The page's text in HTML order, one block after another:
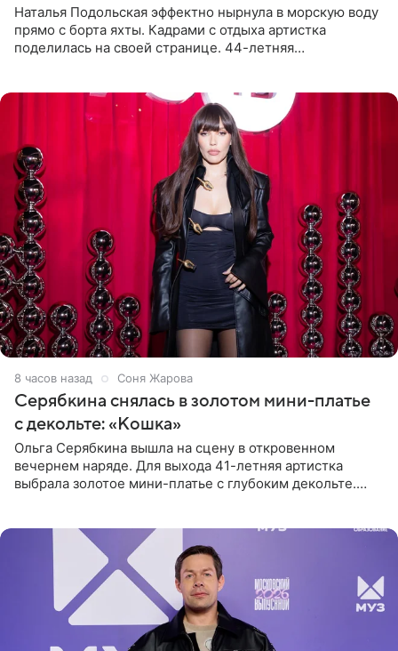
Наталья Подольская эффектно нырнула в морскую воду
прямо с борта яхты. Кадрами с отдыха артистка
поделилась на своей странице. 44-летняя
8 часов назад Соня Жарова
Серябкина снялась в золотом мини-платье
с декольте: «Кошка»
Ольга Серябкина вышла на сцену в откровенном
вечернем наряде. Для выхода 41-летняя артистка
выбрала золотое мини-платье с глубоким декольте.